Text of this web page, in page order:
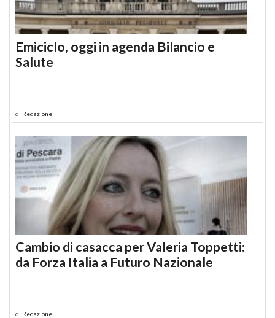
Emiciclo, oggi in agenda Bilancio e
Salute
di Redazione
Cambio di casacca per Valeria Toppetti:
da Forza Italia a Futuro Nazionale
di Redazione